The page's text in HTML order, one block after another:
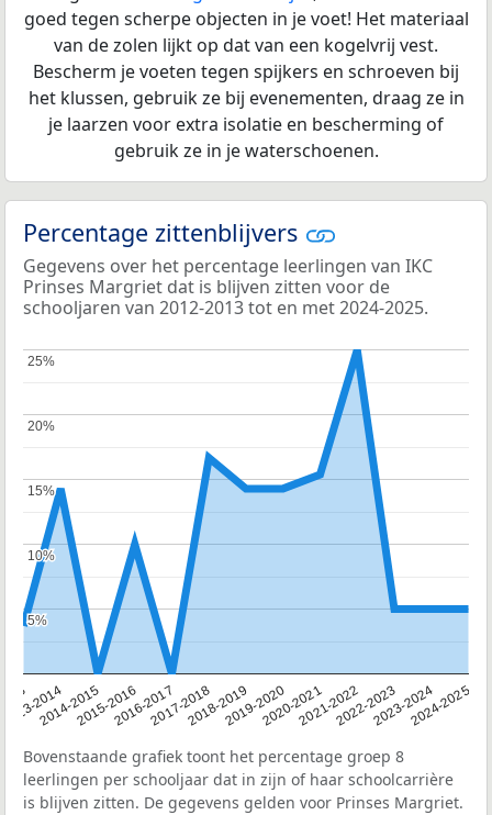
goed tegen scherpe objecten in je voet! Het materiaal
van de zolen lijkt op dat van een kogelvrij vest.
Bescherm je voeten tegen spijkers en schroeven bij
het klussen, gebruik ze bij evenementen, draag ze in
je laarzen voor extra isolatie en bescherming of
gebruik ze in je waterschoenen.
Percentage zittenblijvers
Gegevens over het percentage leerlingen van IKC
Prinses Margriet dat is blijven zitten voor de
schooljaren van 2012-2013 tot en met 2024-2025.
2013-20142014-20152015-20162016-20172017-20182018-20192019-20202020-20212021-20222022-20232023-20242024-2025
5%
5%
10%
10%
15%
15%
20%
20%
25%
25%
Bovenstaande grafiek toont het percentage groep 8
leerlingen per schooljaar dat in zijn of haar schoolcarrière
is blijven zitten. De gegevens gelden voor Prinses Margriet.